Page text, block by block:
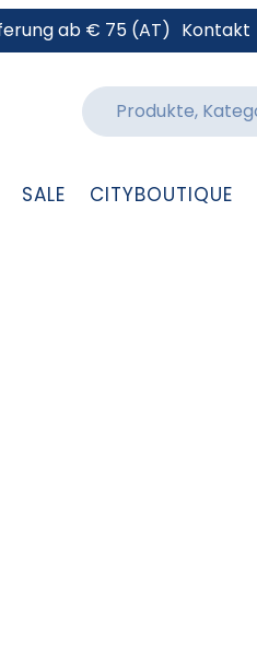
ab € 75 (AT) Kontakt
SALE CITYBOUTIQUE